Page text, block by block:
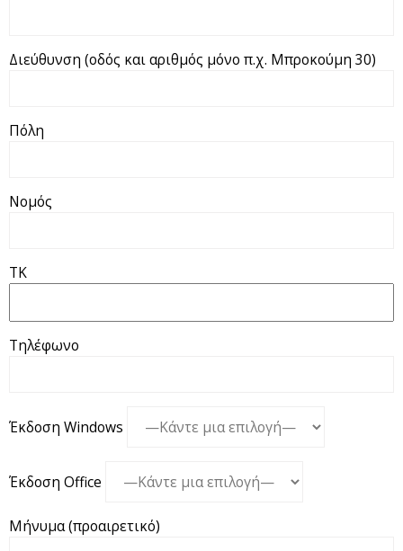
Διεύθυνση (οδός και αριθμός μόνο π.χ. Μπροκούμη 30)
Πόλη
Νομός
ΤΚ
Τηλέφωνο
Έκδοση Windows
Έκδοση Office
Μήνυμα (προαιρετικό)